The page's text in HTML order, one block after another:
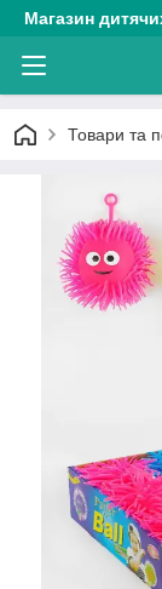
Магазин
Товари та